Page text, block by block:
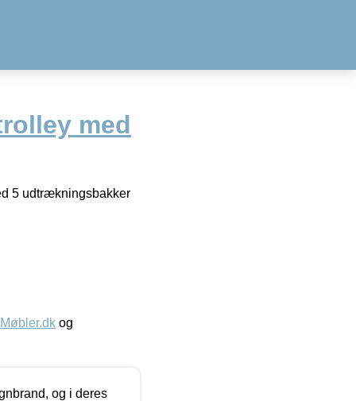
med
5 udtrækningsbakker
og
og i deres